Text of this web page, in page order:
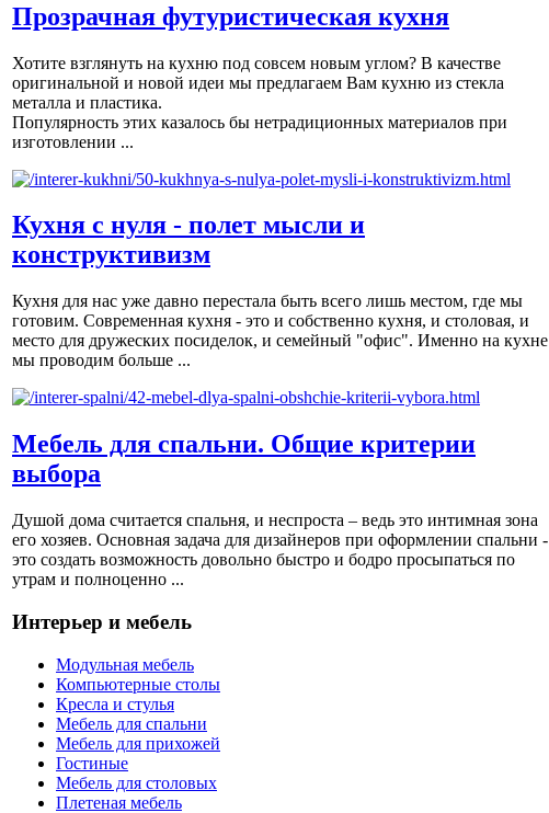
Прозрачная футуристическая кухня
Хотите взглянуть на кухню под совсем новым углом? В качестве
оригинальной и новой идеи мы предлагаем Вам кухню из стекла
металла и пластика.
Популярность этих казалось бы нетрадиционных материалов при
изготовлении ...
Кухня с нуля - полет мысли и
конструктивизм
Кухня для нас уже давно перестала быть всего лишь местом, где мы
готовим. Современная кухня - это и собственно кухня, и столовая, и
место для дружеских посиделок, и семейный "офис". Именно на кухне
мы проводим больше ...
Мебель для спальни. Общие критерии
выбора
Душой дома считается спальня, и неспроста – ведь это интимная зона
его хозяев. Основная задача для дизайнеров при оформлении спальни -
это создать возможность довольно быстро и бодро просыпаться по
утрам и полноценно ...
Интерьер и мебель
Модульная мебель
Компьютерные столы
Кресла и стулья
Мебель для спальни
Мебель для прихожей
Гостиные
Мебель для столовых
Плетеная мебель